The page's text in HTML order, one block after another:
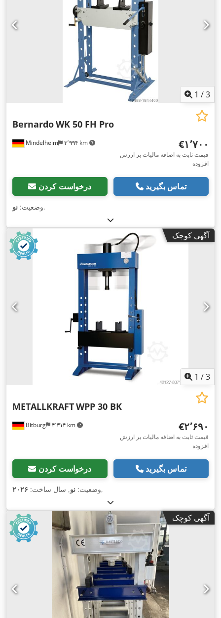
1 /3
Mindelheim ۳٬۹۹۴ km
BernardoWK 50 FH Pro
‎€۱٬۷۰۰
قیمت ثابت به اضافه مالیات بر ارزش
افزوده
درخواست کردن تماس بگیرید
وضعیت: نو ,
آگهی کوچک
1 /3
Bitburg ۴٬۳۱۴ km
METALLKRAFTWPP 30 BK
‎€۲٬۶۹۰
قیمت ثابت به اضافه مالیات بر ارزش
افزوده
درخواست کردن تماس بگیرید
وضعیت: نو, سال ساخت: ۲۰۲۶ ,
آگهی کوچک